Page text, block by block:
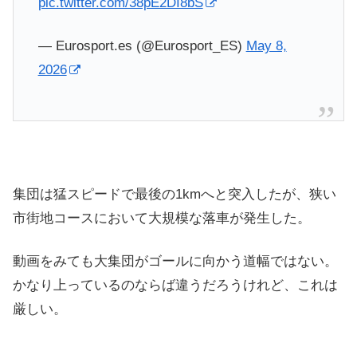
pic.twitter.com/38pE2DI8bS
— Eurosport.es (@Eurosport_ES) May 8,
2026
集団は猛スピードで最後の1kmへと突入したが、狭い
市街地コースにおいて大規模な落車が発生した。
動画をみても大集団がゴールに向かう道幅ではない。
かなり上っているのならば違うだろうけれど、これは
厳しい。